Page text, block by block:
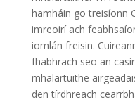
hamháin go treisíonn
imreoirí ach
iomlán freisin.
fhabhrach seo an
mhalartuithe
den tírdhreach